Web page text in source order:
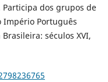
Participa dos grupos de
Império Português
séculos XVI,